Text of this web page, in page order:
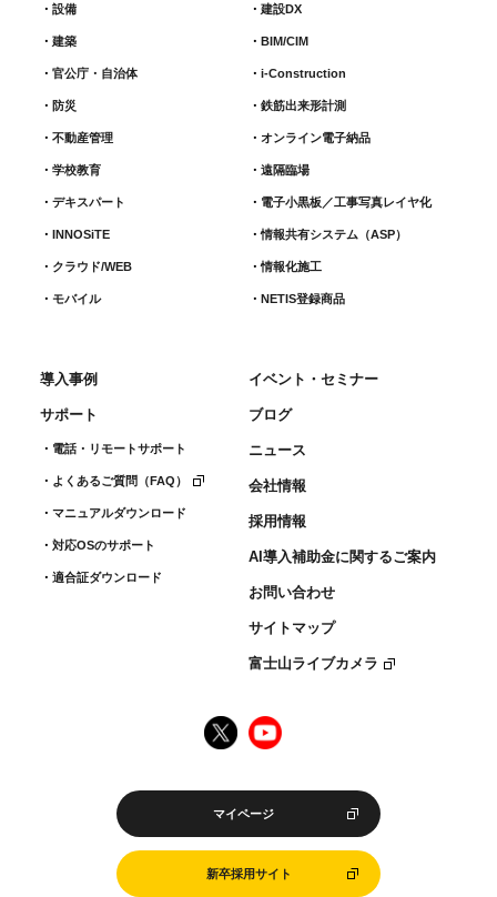
設備
建築
官公庁・自治体
防災
不動産管理
学校教育
デキスパート
INNOSiTE
クラウド/WEB
モバイル
建設DX
BIM/CIM
i-Construction
鉄筋出来形計測​
オンライン電子納品
遠隔臨場
電子小黒板／工事写真レイヤ化
情報共有システム（ASP）
情報化施工
NETIS登録商品
導入事例
サポート
電話・リモートサポート
よくあるご質問（FAQ）
マニュアルダウンロード
対応OSのサポート
適合証ダウンロード
イベント・セミナー
ブログ
ニュース
会社情報
採用情報
AI導入補助金に関するご案内
お問い合わせ
サイトマップ
富士山ライブカメラ
マイページ
新卒採用サイト